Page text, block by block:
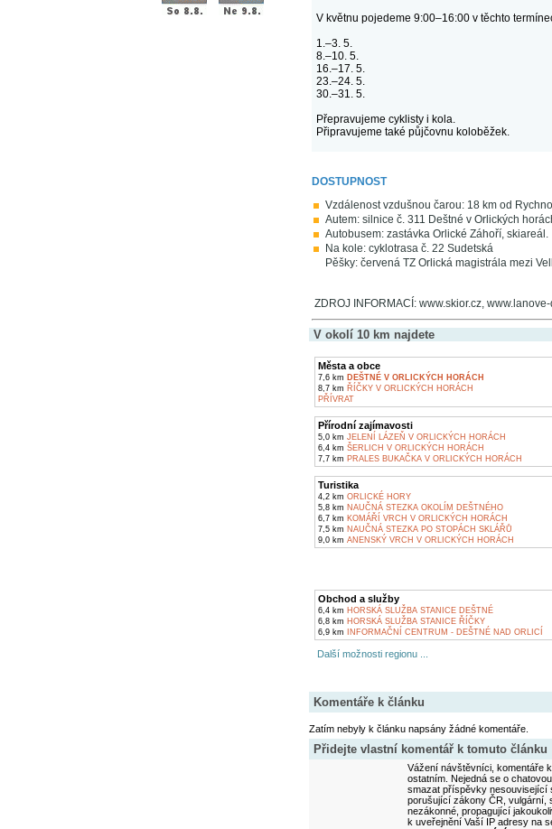
V květnu pojedeme 9:00–16:00 v těchto
1.–3. 5.
8.–10. 5.
16.–17. 5.
23.–24. 5.
30.–31. 5.
Přepravujeme cyklisty i kola.
Připravujeme také půjčovnu koloběžek.
DOSTUPNOST
Vzdálenost vzdušnou čarou: 18 km od
Autem: silnice č. 311 Deštné v Orlických
Autobusem: zastávka Orlické Záhoří, skiareál.
Na kole: cyklotrasa č. 22 Sudetská
Pěšky: červená TZ Orlická magistrála mezi
ZDROJ INFORMACÍ: www.skior.cz,
V okolí 10 km najdete
Města a obce
7,6 km DEŠTNÉ V ORLICKÝCH HORÁCH
8,7 km ŘÍČKY V ORLICKÝCH HORÁCH
PŘÍVRAT
Přírodní zajímavosti
5,0 km JELENÍ LÁZEŇ V ORLICKÝCH HORÁCH
6,4 km ŠERLICH V ORLICKÝCH HORÁCH
7,7 km PRALES BUKAČKA V ORLICKÝCH HORÁCH
Turistika
4,2 km ORLICKÉ HORY
5,8 km NAUČNÁ STEZKA OKOLÍM DEŠTNÉHO
6,7 km KOMÁŘÍ VRCH V ORLICKÝCH HORÁCH
7,5 km NAUČNÁ STEZKA PO STOPÁCH SKLÁŘŮ
9,0 km ANENSKÝ VRCH V ORLICKÝCH HORÁCH
Obchod a služby
6,4 km HORSKÁ SLUŽBA STANICE DEŠTNÉ
6,8 km HORSKÁ SLUŽBA STANICE ŘÍČKY
6,9 km INFORMAČNÍ CENTRUM - DEŠTNÉ NAD ORLICÍ
Další možnosti regionu ...
Komentáře k článku
Zatím nebyly k článku napsány žádné komentáře.
Přidejte vlastní komentář k tomuto článku
Vážení návštěvníci, komentáře
ostatním. Nejedná se o
smazat příspěvky nesouvisející
porušující zákony ČR, vulgární,
nezákonné, propagující
k uveřejnění Vaší IP adresy na